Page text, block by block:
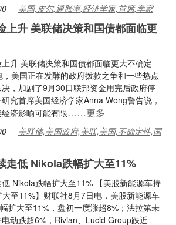
英国,皮尔,通胀率,经济学家,首席,学家
上升 美联储决策和国债都面临更
上升 美联储决策和国债都面临更大不确定
美国正在发酵的政府拨款之争和一些热点
，加剧了9月30日联邦资金用完后政府停
究首席美国经济学家Anna Wong警告说，
济影响可能有限……更多
美联储,美国政府,美联,美国,不确定性,国
走低 Nikola跌幅扩大至11%
Nikola跌幅扩大至11% 【美股新能源车持
至11%】财联社8月7日电，美股新能源车
扩大至11%，盘初一度涨超8%；法拉第未
动跌超6%，Rivian、Lucid Group跌近